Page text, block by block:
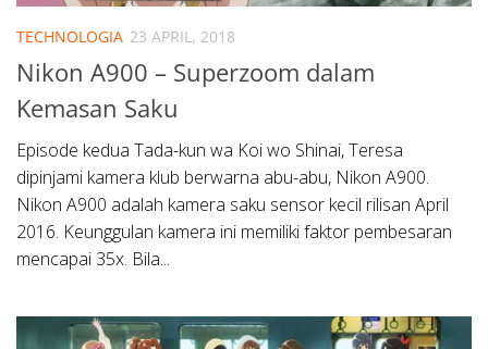
TECHNOLOGIA 23 APRIL, 2018
Nikon A900 – Superzoom dalam
Kemasan Saku
Episode kedua Tada-kun wa Koi wo Shinai, Teresa
dipinjami kamera klub berwarna abu-abu, Nikon A900.
Nikon A900 adalah kamera saku sensor kecil rilisan April
2016. Keunggulan kamera ini memiliki faktor pembesaran
mencapai 35x. Bila...